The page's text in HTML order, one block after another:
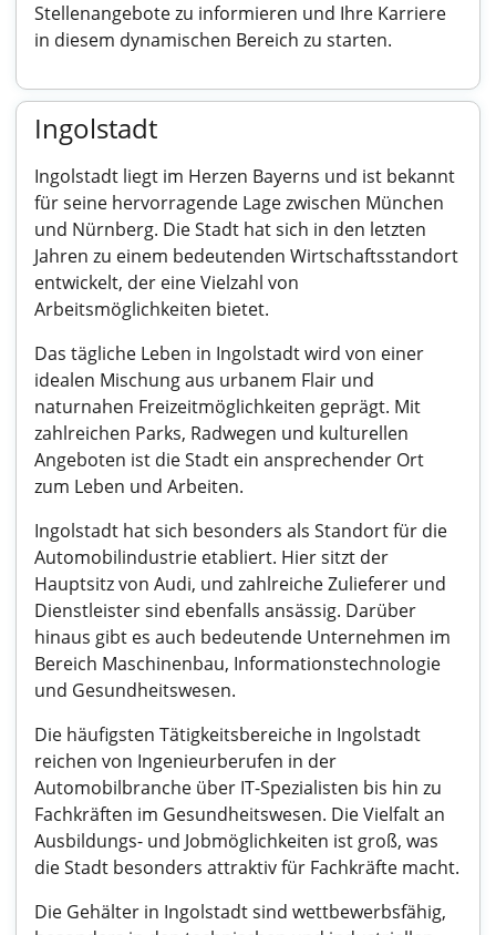
Stellenangebote zu informieren und Ihre Karriere
in diesem dynamischen Bereich zu starten.
Ingolstadt
Ingolstadt liegt im Herzen Bayerns und ist bekannt
für seine hervorragende Lage zwischen München
und Nürnberg. Die Stadt hat sich in den letzten
Jahren zu einem bedeutenden Wirtschaftsstandort
entwickelt, der eine Vielzahl von
Arbeitsmöglichkeiten bietet.
Das tägliche Leben in Ingolstadt wird von einer
idealen Mischung aus urbanem Flair und
naturnahen Freizeitmöglichkeiten geprägt. Mit
zahlreichen Parks, Radwegen und kulturellen
Angeboten ist die Stadt ein ansprechender Ort
zum Leben und Arbeiten.
Ingolstadt hat sich besonders als Standort für die
Automobilindustrie etabliert. Hier sitzt der
Hauptsitz von Audi, und zahlreiche Zulieferer und
Dienstleister sind ebenfalls ansässig. Darüber
hinaus gibt es auch bedeutende Unternehmen im
Bereich Maschinenbau, Informationstechnologie
und Gesundheitswesen.
Die häufigsten Tätigkeitsbereiche in Ingolstadt
reichen von Ingenieurberufen in der
Automobilbranche über IT-Spezialisten bis hin zu
Fachkräften im Gesundheitswesen. Die Vielfalt an
Ausbildungs- und Jobmöglichkeiten ist groß, was
die Stadt besonders attraktiv für Fachkräfte macht.
Die Gehälter in Ingolstadt sind wettbewerbsfähig,